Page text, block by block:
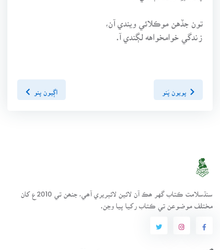
تون جڏهن موڪلائي ويندي آن،
زندگي خوامخواهه لڳندي آ.
پويون پَنو اڳيون پنو
سنڌسلامت ڪتاب گهر ھڪ آن لائين لائبريري آھي، جنھن تي 2010ع کان
مختلف موضوعن تي ڪتاب رکيا پيا وڃن.